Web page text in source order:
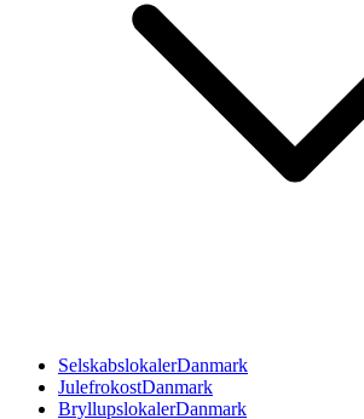
SelskabslokalerDanmark
JulefrokostDanmark
BryllupslokalerDanmark